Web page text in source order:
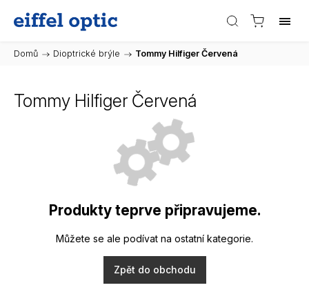
Domů / Dioptrické brýle / Tommy Hilfiger Červená
Tommy Hilfiger Červená
Produkty teprve připravujeme.
Můžete se ale podívat na ostatní kategorie.
Zpět do obchodu